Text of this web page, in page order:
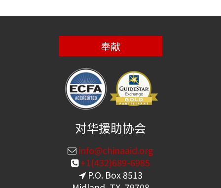
奉献
对华援助协会
info@chinaaid.org
+1(432)689-6985
P.O. Box 8513